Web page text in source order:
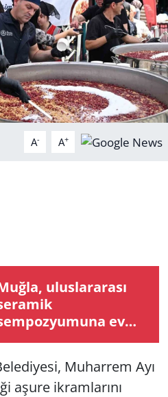
A- A+
uluslararası
ev
yapacak
Muharrem Ayı
aşure ikramlarını